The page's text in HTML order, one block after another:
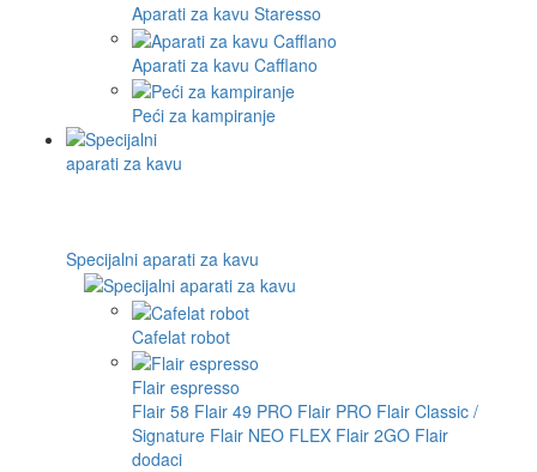
Aparati za kavu Staresso
Aparati za kavu Cafflano
Peći za kampiranje
Specijalni aparati za kavu
Cafelat robot
Flair espresso
Flair 58 Flair 49 PRO Flair PRO Flair Classic /
Signature Flair NEO FLEX Flair 2GO Flair
dodaci